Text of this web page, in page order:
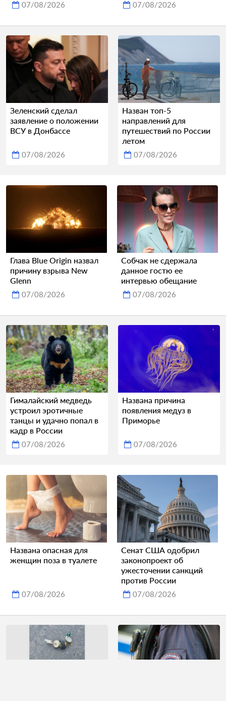
07/08/2026 07/08/2026
Зеленский сделал
заявление о положении
ВСУ в Донбассе
07/08/2026
Назван топ-5
направлений для
путешествий по России
летом
07/08/2026
Глава Blue Origin назвал
причину взрыва New
Glenn
07/08/2026
Собчак не сдержала
данное гостю ее
интервью обещание
07/08/2026
Гималайский медведь
устроил эротичные
танцы и удачно попал в
кадр в России
07/08/2026
Названа причина
появления медуз в
Приморье
07/08/2026
Названа опасная для
женщин поза в туалете
07/08/2026
Сенат США одобрил
законопроект об
ужесточении санкций
против России
07/08/2026